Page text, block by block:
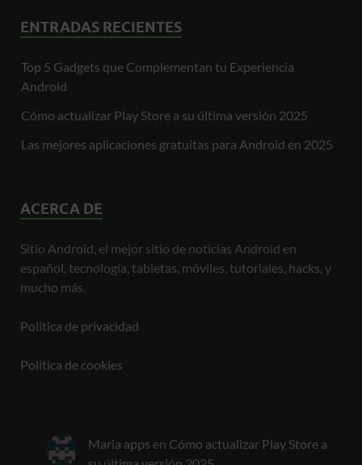
ENTRADAS RECIENTES
Top 5 Gadgets que Complementan tu Experiencia
Android
Cómo actualizar Play Store a su última versión 2025
Las mejores aplicaciones gratuitas para Android en 2025
ACERCA DE
Sitio Android, el mejor sitio de noticias Android en
español, tecnología, tabletas, móviles, tutoriales, hacks, y
mucho más.
Política de privacidad
Política de cookies
Maria apps en Cómo actualizar Play Store a